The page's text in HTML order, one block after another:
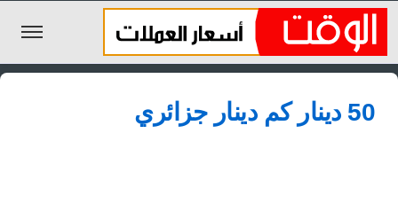
الليرة السورية
الجنيه المصري
50 دينار كم دينار جزائري